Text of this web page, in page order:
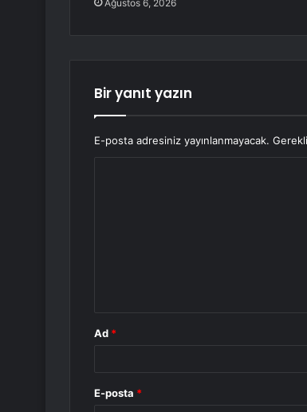
Ağustos 6, 2026
Bir yanıt yazın
E-posta adresiniz yayınlanmayacak.
Ad *
E-posta *